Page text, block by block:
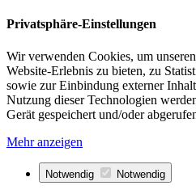
Privatsphäre-Einstellungen
Wir verwenden Cookies, um
Website-Erlebnis zu bieten, zu
sowie zur Einbindung externer
Nutzung dieser Technologien
Gerät gespeichert und/oder
Mehr anzeigen
Notwendig Notwendig